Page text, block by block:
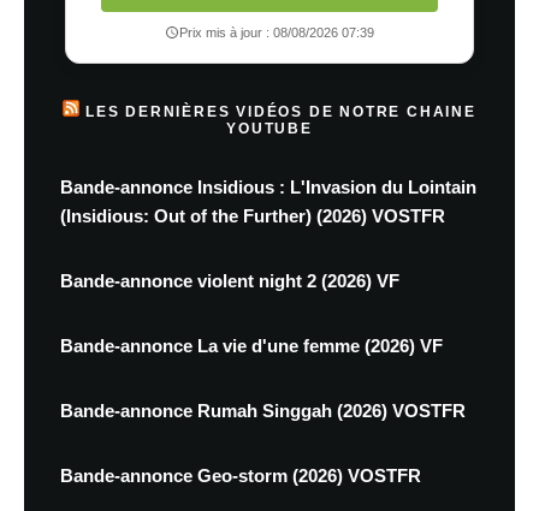
Prix mis à jour : 08/08/2026 07:39
LES DERNIÈRES VIDÉOS DE NOTRE CHAINE
YOUTUBE
Bande-annonce Insidious : L'Invasion du Lointain
(Insidious: Out of the Further) (2026) VOSTFR
Bande-annonce violent night 2 (2026) VF
Bande-annonce La vie d'une femme (2026) VF
Bande-annonce Rumah Singgah (2026) VOSTFR
Bande-annonce Geo-storm (2026) VOSTFR